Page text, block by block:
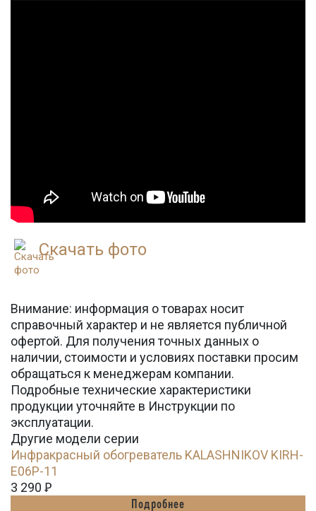
Скачать фото
Внимание: информация о товарах носит
справочный характер и не является публичной
офертой. Для получения точных данных о
наличии, стоимости и условиях поставки просим
обращаться к менеджерам компании.
Подробные технические характеристики
продукции уточняйте в Инструкции по
эксплуатации.
Другие модели серии
Инфракрасный обогреватель KALASHNIKOV KIRH-
E06P-11
3 290 Ꝑ
Подробнее